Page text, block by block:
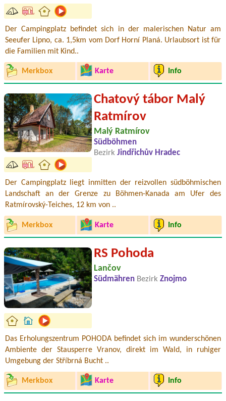
Der Campingplatz befindet sich in der malerischen Natur am
Seeufer Lipno, ca. 1,5km vom Dorf Horní Planá. Urlaubsort ist für
die Familien mit Kind..
Merkbox Karte Info
Chatový tábor Malý
Ratmírov
Malý Ratmírov
Südböhmen
Bezirk Jindřichův Hradec
Der Campingplatz liegt inmitten der reizvollen südböhmischen
Landschaft an der Grenze zu Böhmen-Kanada am Ufer des
Ratmírovský-Teiches, 12 km von ..
Merkbox Karte Info
RS Pohoda
Lančov
Südmähren Bezirk Znojmo
Das Erholungszentrum POHODA befindet sich im wunderschönen
Ambiente der Stausperre Vranov, direkt im Wald, in ruhiger
Umgebung der Stříbrná Bucht ..
Merkbox Karte Info